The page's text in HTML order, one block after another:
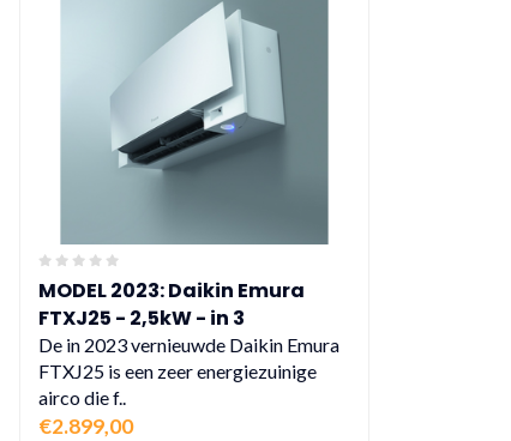
MODEL 2023: Daikin Emura
FTXJ25 - 2,5kW - in 3
verschillende kleuren
De in 2023 vernieuwde Daikin Emura
FTXJ25 is een zeer energiezuinige
airco die f..
€2.899,00